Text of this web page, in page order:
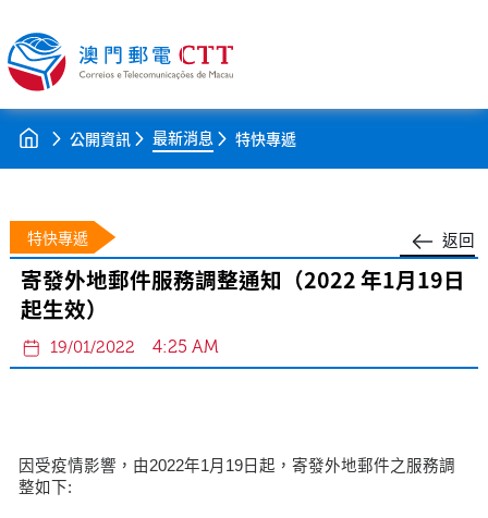
公開資訊 最新消息 特快專遞
返回
特快專遞
寄發外地郵件服務調整通知（2022 年1月19日
起生效）
19/01/2022 4:25 AM
因受疫情影響，由2022年1月19日起，寄發外地郵件之服務調
整如下: